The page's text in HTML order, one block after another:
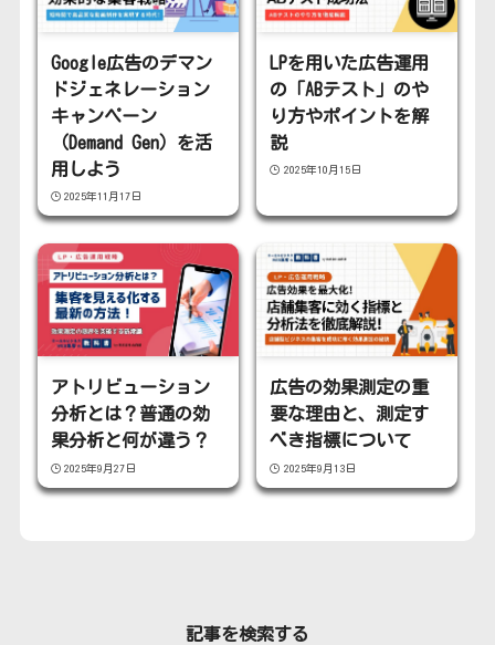
Google広告のデマン
ドジェネレーション
キャンペーン
（Demand Gen）を活
用しよう
2025年11月17日
LPを用いた広告運用
の「ABテスト」のや
り方やポイントを解
説
2025年10月15日
アトリビューション
分析とは？普通の効
果分析と何が違う？
2025年9月27日
広告の効果測定の重
要な理由と、測定す
べき指標について
2025年9月13日
記事を検索する